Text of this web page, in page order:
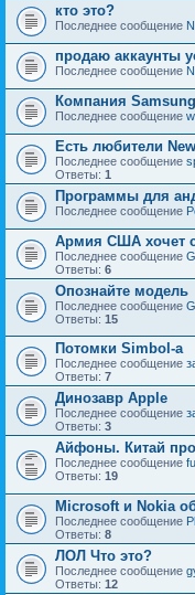
кто это?
Последнее сообщение
продаю аккаунты
Последнее сообщение
Компания
Последнее сообщение
Есть любители
Последнее сообщение
Ответы: 1
Программы для
Последнее сообщение
Армия США хочет
Последнее сообщение
Ответы: 6
Опознайте модель
Последнее сообщение
Ответы: 15
Потомки Simbol-a
Последнее сообщение
Ответы: 7
Динозавр Apple
Последнее сообщение
Ответы: 3
Айфоны. Китай
Последнее сообщение
Ответы: 19
Microsoft и Nokia
Последнее сообщение
Ответы: 8
ЛОЛ Что это?
Последнее сообщение
Ответы: 12